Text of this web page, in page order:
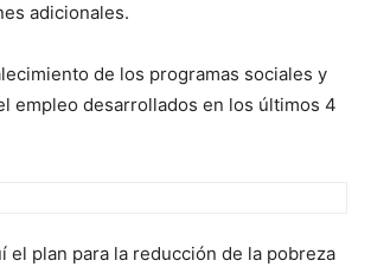
adicionales.
de los programas sociales y
empleo desarrollados en los últimos 4
el plan para la reducción de la pobreza